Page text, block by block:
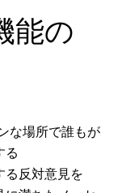
能の
な場所で誰もが
る
る反対意見を